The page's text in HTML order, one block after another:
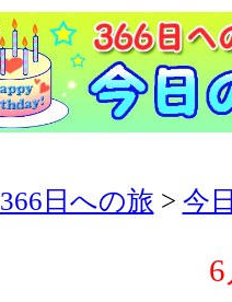
366日への旅 > 今